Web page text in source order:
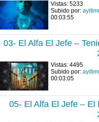
Vistas: 5233
Subido por:
00:03:55
03- El Alfa El Jefe –
Vistas: 4495
Subido por:
00:03:05
05- El Alfa El Jefe – El